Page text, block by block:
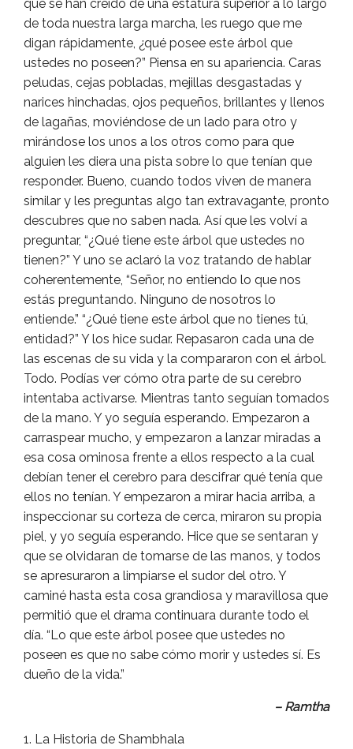
que se han creído de una estatura superior a lo largo
de toda nuestra larga marcha, les ruego que me
digan rápidamente, ¿qué posee este árbol que
ustedes no poseen?” Piensa en su apariencia. Caras
peludas, cejas pobladas, mejillas desgastadas y
narices hinchadas, ojos pequeños, brillantes y llenos
de lagañas, moviéndose de un lado para otro y
mirándose los unos a los otros como para que
alguien les diera una pista sobre lo que tenían que
responder. Bueno, cuando todos viven de manera
similar y les preguntas algo tan extravagante, pronto
descubres que no saben nada. Así que les volví a
preguntar, “¿Qué tiene este árbol que ustedes no
tienen?” Y uno se aclaró la voz tratando de hablar
coherentemente, “Señor, no entiendo lo que nos
estás preguntando. Ninguno de nosotros lo
entiende.” “¿Qué tiene este árbol que no tienes tú,
entidad?” Y los hice sudar. Repasaron cada una de
las escenas de su vida y la compararon con el árbol.
Todo. Podías ver cómo otra parte de su cerebro
intentaba activarse. Mientras tanto seguían tomados
de la mano. Y yo seguía esperando. Empezaron a
carraspear mucho, y empezaron a lanzar miradas a
esa cosa ominosa frente a ellos respecto a la cual
debían tener el cerebro para descifrar qué tenía que
ellos no tenían. Y empezaron a mirar hacia arriba, a
inspeccionar su corteza de cerca, miraron su propia
piel, y yo seguía esperando. Hice que se sentaran y
que se olvidaran de tomarse de las manos, y todos
se apresuraron a limpiarse el sudor del otro. Y
caminé hasta esta cosa grandiosa y maravillosa que
permitió que el drama continuara durante todo el
día. “Lo que este árbol posee que ustedes no
poseen es que no sabe cómo morir y ustedes sí. Es
dueño de la vida.”
– Ramtha
La Historia de Shambhala